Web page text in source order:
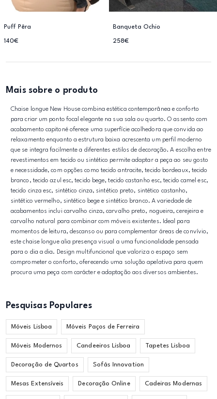
Puff Pêra
140€
Banqueta Ochio
258€
Mais sobre o produto
Chaise longue New House combina estética contemporânea e conforto
para criar um ponto focal elegante na sua sala ou quarto. O assento com
acabamento capitoné oferece uma superfície acolhedora que convida ao
relaxamento enquanto a estrutura baixa acrescenta um perfil moderno
que se integra facilmente a diferentes estilos de decoração. A escolha entre
revestimentos em tecido ou sintético permite adaptar a peça ao seu gosto
e necessidade, com opções como tecido antracite, tecido bordeaux, tecido
branco, tecido azul esc, tecido bege, tecido castanho esc, tecido camel esc,
tecido cinza esc, sintético cinza, sintético preto, sintético castanho,
sintético vermelho, sintético bege e sintético branco. A variedade de
acabamentos inclui carvalho cinza, carvalho preto, nogueira, cerejeira e
carvalho natural para combinar com móveis existentes. Ideal para
momentos de leitura, descanso ou para complementar áreas de convívio,
este chaise longue alia presença visual a uma funcionalidade pensada
para o dia a dia. Design multifuncional que valoriza o espaço sem
comprometer o conforto, oferecendo uma solução apelativa para quem
procura uma peça com carácter e adaptação aos diversos ambientes.
Pesquisas Populares
Móveis Lisboa Móveis Paços de Ferreira
Móveis Modernos Candeeiros Lisboa Tapetes Lisboa
Decoração de Quartos Sofás Innovation
Mesas Extensíveis Decoração Online Cadeiras Modernas